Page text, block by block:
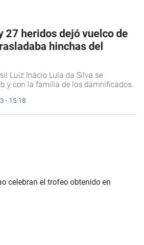
27 heridos dejó vuelco de
hinchas del
Luiz Inácio Lula da Silva se
y con la familia de los damnificados.
- 15:18